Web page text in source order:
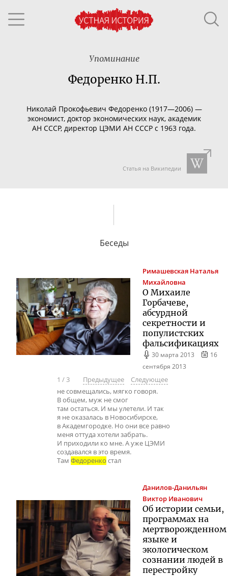
Упоминание
Федоренко Н.П.
Николай Прокофьевич Федоренко (1917—2006) —
экономист, доктор экономических наук, академик
АН СССР, директор ЦЭМИ АН СССР с 1963 года.
Статья на Википедии
Беседы
Римашевская Наталья
Михайловна
О Михаиле
Горбачеве,
абсурдной
секретности и
популистских
фальсификациях
30 марта 2013
16
сентября 2013
1 /3 Предыдущее
Следующее
не совмещались, мягко говоря.
В общем, муж не смог
там остаться. И мы улетели. И так
я не оказалась в Новосибирске,
в Академгородке. Но они все равно
меня оттуда хотели забрать.
И приходили ко мне. А уже ЦЭМИ
создавался в это время.
Там Федоренко стал
Данилов-Данильян
Виктор Иванович
Об истории семьи,
программах на
мертворожденном
языке и
экологическом
сознании людей в
перестройку